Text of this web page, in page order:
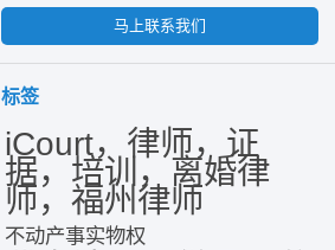
马上联系我们
标签
iCourt，律师，证
据，培训，离婚律
师，福州律师
不动产事实物权